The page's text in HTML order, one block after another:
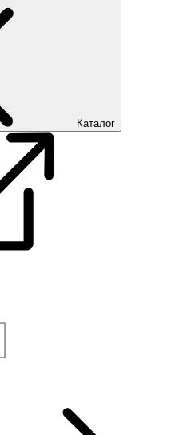
Каталог